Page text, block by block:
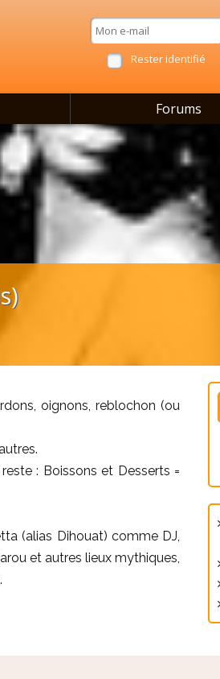
Rester identifié
Forums
oignons, reblochon (ou
: Boissons et Desserts =
(alias Dihouat) comme DJ,
et autres lieux mythiques,